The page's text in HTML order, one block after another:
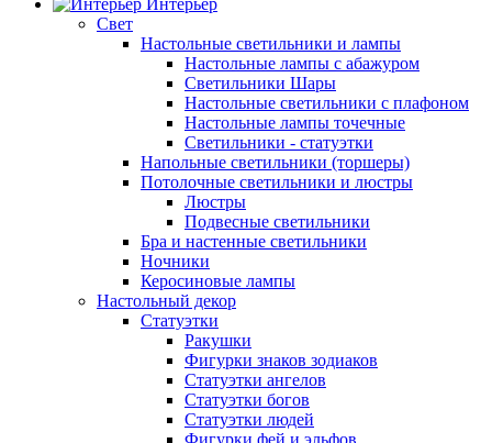
Интерьер
Свет
Настольные светильники и лампы
Настольные лампы с абажуром
Светильники Шары
Настольные светильники с плафоном
Настольные лампы точечные
Светильники - статуэтки
Напольные светильники (торшеры)
Потолочные светильники и люстры
Люстры
Подвесные светильники
Бра и настенные светильники
Ночники
Керосиновые лампы
Настольный декор
Статуэтки
Ракушки
Фигурки знаков зодиаков
Статуэтки ангелов
Статуэтки богов
Статуэтки людей
Фигурки фей и эльфов